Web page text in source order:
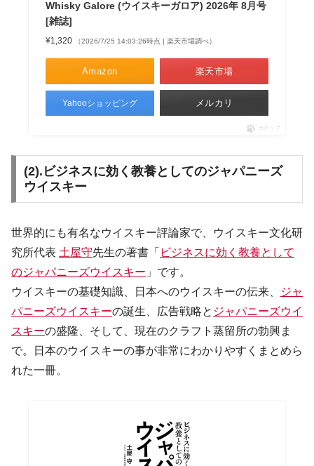
Whisky Galore (ウイスキーガロア) 2026年 8月号
[雑誌]
¥1,320 （2026/7/25 14:03:26時点 | 楽天市場調べ）
Amazon 楽天市場
Yahooショッピング メルカリ
ポチップ
(2).ビジネスに効く教養としてのジャパニーズ
ウイスキー
世界的にも有名なウイスキー評論家で、ウイスキー文化研
究所代表 土屋守先生の著書「 ビジネスに効く教養として
のジャパニーズウイスキー 」です。
ウイスキーの基礎知識、日本へのウイスキーの伝来、
ジャ
パニーズウイスキーの誕生、広告戦略と ジャパニーズウイ
スキーの盛隆、そして、現在のクラフト蒸留所の勃興ま
で。日本のウイスキーの事が非常にわかりやすくまとめら
れた一冊。